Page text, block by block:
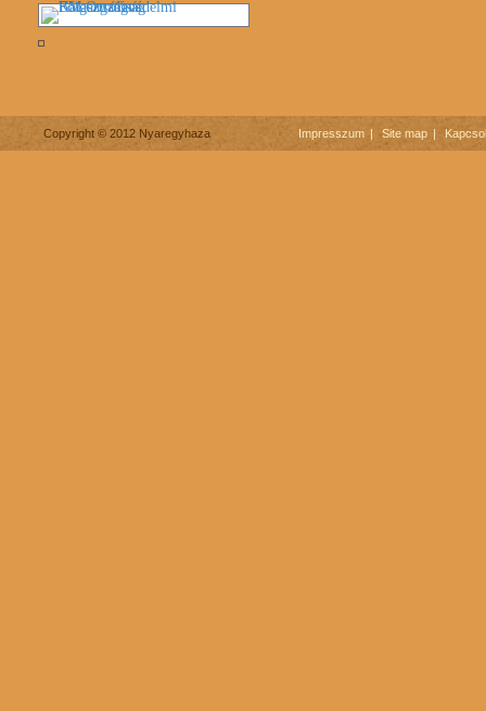
Copyright © 2012 Nyaregyhaza Impresszum Site map